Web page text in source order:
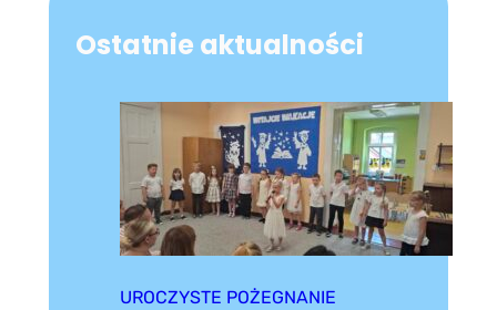
Ostatnie aktualności
UROCZYSTE POŻEGNANIE